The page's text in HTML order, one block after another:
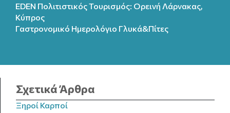
EDEN Πολιτιστικός Τουρισμός: Ορεινή Λάρνακας,
Κύπρος
Γαστρονομικό Ημερολόγιo Γλυκά&Πίτες
Σχετικά Άρθρα
Ξηροί Καρποί